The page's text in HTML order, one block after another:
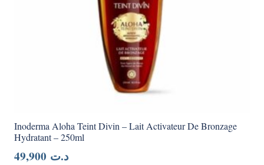
Inoderma Aloha Teint Divin – Lait Activateur De Bronzage
Hydratant – 250ml
د.ت